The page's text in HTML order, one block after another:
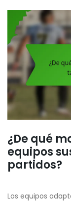
¿De qué
equipos
partidos?
Los equipos